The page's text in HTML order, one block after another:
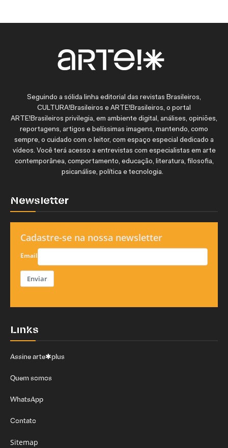
Seguindo a sólida linha editorial das revistas Brasileiros,
CULTURA!Brasileiros e ARTE!Brasileiros, o portal
ARTE!Brasileiros privilegia, em ambiente digital, análises, opiniões,
reportagens, artigos e belíssimas imagens, mantendo, como
sempre, o cuidado com o leitor, com espaço especial dedicado a
vídeos. Você terá acesso a entrevistas com especialistas em arte
contemporânea, comportamento, educação, literatura, filosofia,
psicanálise, política e tecnologia.
Newsletter
Cadastre-se na nossa newsletter
Email
Enviar
Links
Assine arte✱plus
Quem somos
WhatsApp
Contato
Sitemap